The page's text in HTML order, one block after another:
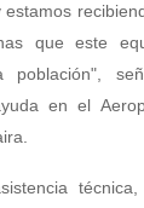
que este
población",
en el